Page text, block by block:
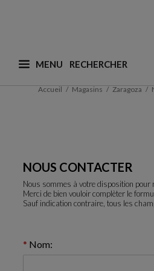
MENU
Que recherchez-
Accueil Magasins Zaragoza
NOUS CONTACTER
Nous sommes à votre disposition pour
Merci de bien vouloir complèter le
Sauf indication contraire, tous les
Nom: